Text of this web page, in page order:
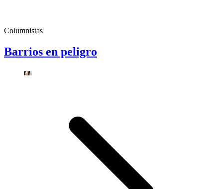
Columnistas
Barrios en peligro